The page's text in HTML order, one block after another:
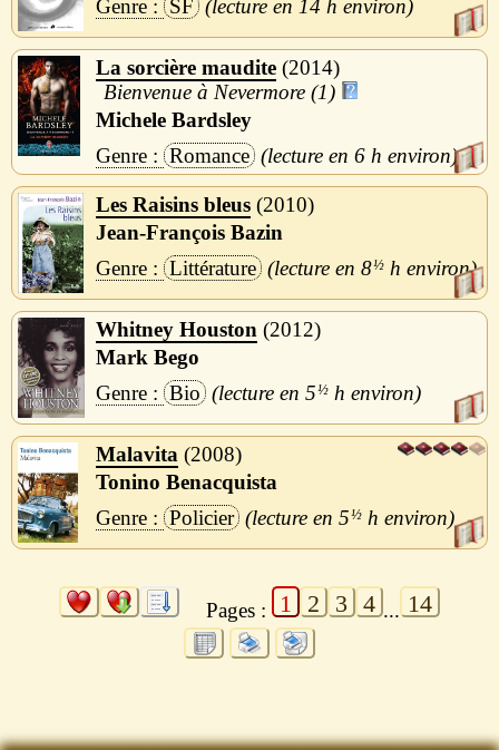
SF
14 h
La sorcière maudite 2014
Bienvenue à Nevermore (1)
Michele Bardsley
Romance
6 h
Les Raisins bleus 2010
Jean-François Bazin
Littérature
8½ h
Whitney Houston
2012
Mark Bego
Bio
5½ h
Malavita
2008
Tonino Benacquista
Policier
5½ h
Pages : 1 2 3 4 ... 14